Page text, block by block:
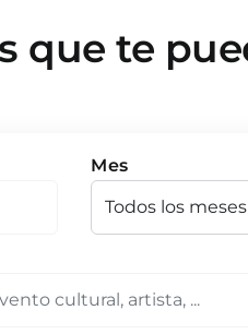
que te
Mes